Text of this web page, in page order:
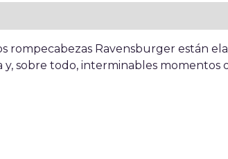
rompecabezas Ravensburger están
sobre todo, interminables momentos